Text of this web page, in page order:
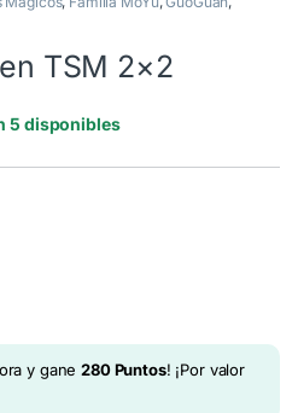
TSM 2×2
5 disponibles
y gane280Puntos! ¡Por valor